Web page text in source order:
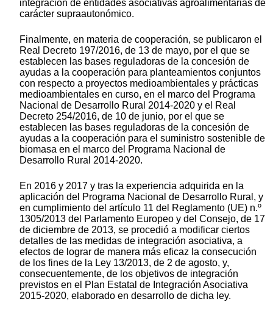
integración de entidades asociativas agroalimentarias de
carácter supraautonómico.
Finalmente, en materia de cooperación, se publicaron el
Real Decreto 197/2016, de 13 de mayo, por el que se
establecen las bases reguladoras de la concesión de
ayudas a la cooperación para planteamientos conjuntos
con respecto a proyectos medioambientales y prácticas
medioambientales en curso, en el marco del Programa
Nacional de Desarrollo Rural 2014-2020 y el Real
Decreto 254/2016, de 10 de junio, por el que se
establecen las bases reguladoras de la concesión de
ayudas a la cooperación para el suministro sostenible de
biomasa en el marco del Programa Nacional de
Desarrollo Rural 2014-2020.
En 2016 y 2017 y tras la experiencia adquirida en la
aplicación del Programa Nacional de Desarrollo Rural, y
en cumplimiento del artículo 11 del Reglamento (UE) n.º
1305/2013 del Parlamento Europeo y del Consejo, de 17
de diciembre de 2013, se procedió a modificar ciertos
detalles de las medidas de integración asociativa, a
efectos de lograr de manera más eficaz la consecución
de los fines de la Ley 13/2013, de 2 de agosto, y,
consecuentemente, de los objetivos de integración
previstos en el Plan Estatal de Integración Asociativa
2015-2020, elaborado en desarrollo de dicha ley.